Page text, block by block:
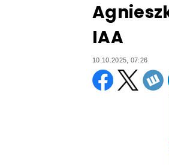
IAA
10.10.2025, 07:26